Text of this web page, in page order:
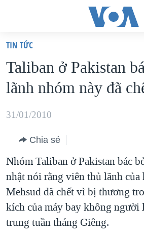
truy
cập
Tới
dung
chính
điều
hướng
chính
Đi
tới
VIỆT NAM
HOA KỲ
BIỂN ĐÔNG
BLOG
DIỄN ĐÀN
MỤC
TỰ DO BÁO CHÍ
VẠCH TRẦN TIN GIẢ
CHUYÊN ĐỀ
CHIẾN TRANH THƯƠNG MẠI CỦA
TẠI
HỌC TIẾNG ANH
TIN TỨC
Taliban ở Pakistan
lãnh nhóm này đã
31/01/2010
Chia sẻ
Nhóm Taliban ở Pakistan bác
nhật nói rằng viên thủ lãnh
Mehsud đã chết vì bị thương
kích của máy bay không người
trung tuần tháng Giêng.